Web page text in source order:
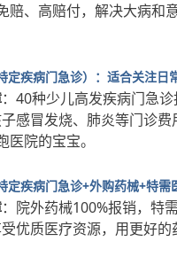
赔、高赔付，解决大病和
定疾病门急诊）：适合关注日
： 40种少儿高发疾病门急诊
子感冒发烧、肺炎等门诊
医院的宝宝。
定疾病门急诊+外购药械+特
：院外药械100%报销，特
受优质医疗资源，用更好